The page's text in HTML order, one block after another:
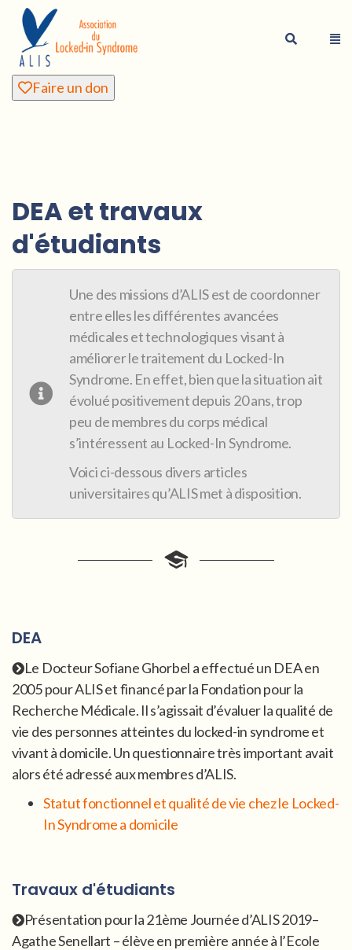
Faire un don
DEA et travaux
d'étudiants
Une des missions d’ALIS est de coordonner
entre elles les différentes avancées
médicales et technologiques visant à
améliorer le traitement du Locked-In
Syndrome. En effet, bien que la situation ait
évolué positivement depuis 20 ans, trop
peu de membres du corps médical
s’intéressent au Locked-In Syndrome.
Voici ci-dessous divers articles
universitaires qu’ALIS met à disposition.
DEA
Le Docteur Sofiane Ghorbel a effectué un DEA en
2005 pour ALIS et financé par la Fondation pour la
Recherche Médicale. Il s’agissait d’évaluer la qualité de
vie des personnes atteintes du locked-in syndrome et
vivant à domicile. Un questionnaire très important avait
alors été adressé aux membres d’ALIS.
Statut fonctionnel et qualité de vie chez le Locked-
In Syndrome a domicile
Travaux d'étudiants
Présentation pour la 21ème Journée d’ALIS 2019–
Agathe Senellart – élève en première année à l’Ecole